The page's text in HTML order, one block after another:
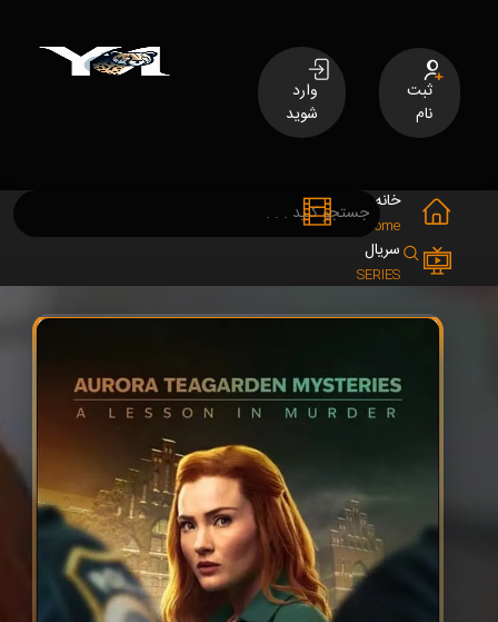
ثبت
نام
وارد
شوید
خانه
Home
سریال
SERIES